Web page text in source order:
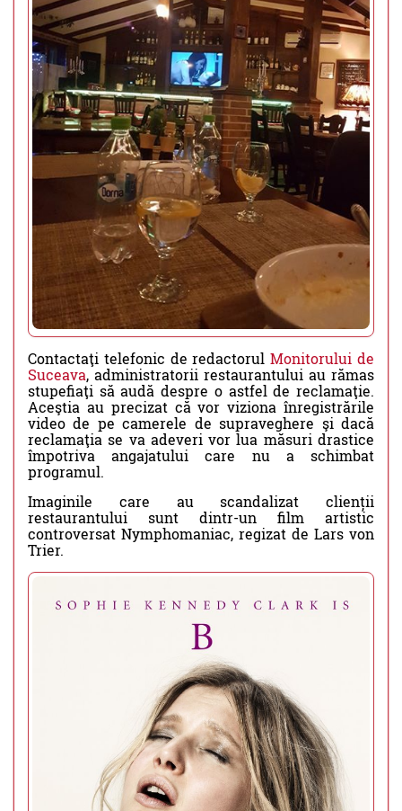
Contactaţi telefonic de redactorulMonitorului de
Suceava, administratorii restaurantului au rămas
stupefiaţi să audă despre o astfel de reclamaţie.
Aceştia au precizat că vor viziona înregistrările
video de pe camerele de supraveghere şi dacă
reclamaţia se va adeveri vor lua măsuri drastice
împotriva angajatului care nu a schimbat
programul.
Imaginile care au scandalizat clienții
restaurantului sunt dintr-un film artistic
controversat Nymphomaniac, regizat de Lars von
Trier.